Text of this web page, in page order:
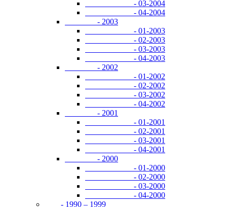
- 03-2004
- 04-2004
- 2003
- 01-2003
- 02-2003
- 03-2003
- 04-2003
- 2002
- 01-2002
- 02-2002
- 03-2002
- 04-2002
- 2001
- 01-2001
- 02-2001
- 03-2001
- 04-2001
- 2000
- 01-2000
- 02-2000
- 03-2000
- 04-2000
- 1990 – 1999